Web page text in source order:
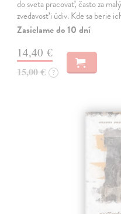
do sveta pracovať, často za
zvedavosť i údiv. Kde sa berie
Zasielame do 10 dní
14,40 €
15,00 € ?